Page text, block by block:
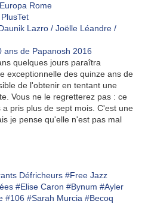
Rome
Lazro / Joëlle Léandre /
ans de Papanosh 2016
quelques jours paraîtra
exceptionnelle des quinze ans de
de l'obtenir en tentant une
Vous ne le regretterez pas : ce
pris plus de sept mois. C'est une
je pense qu'elle n'est pas mal
Défricheurs #Free Jazz
#Elise Caron #Bynum #Ayler
#106 #Sarah Murcia #Becoq